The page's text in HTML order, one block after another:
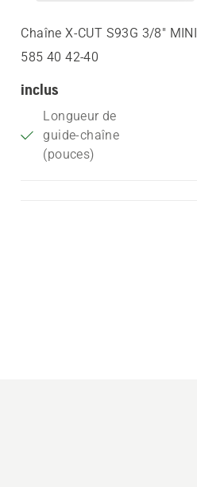
Chaîne X-CUT S93G 3/8"
585 40 42‑40
inclus
Longueur de
guide-chaîne
(pouces)